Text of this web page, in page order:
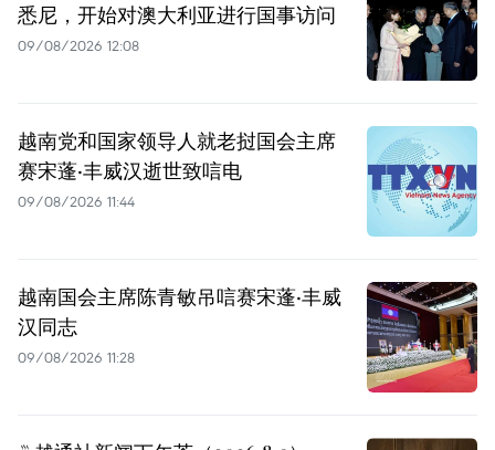
悉尼，开始对澳大利亚进行国事访问
09/08/2026 12:08
越南党和国家领导人就老挝国会主席
赛宋蓬·丰威汉逝世致唁电
09/08/2026 11:44
越南国会主席陈青敏吊唁赛宋蓬·丰威
汉同志
09/08/2026 11:28